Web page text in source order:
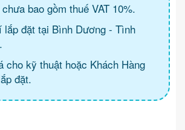
bao gồm thuế VAT 10%.
lắp đặt tại Bình Dương - Tình
cho kỹ thuật hoặc Khách Hàng
đặt.